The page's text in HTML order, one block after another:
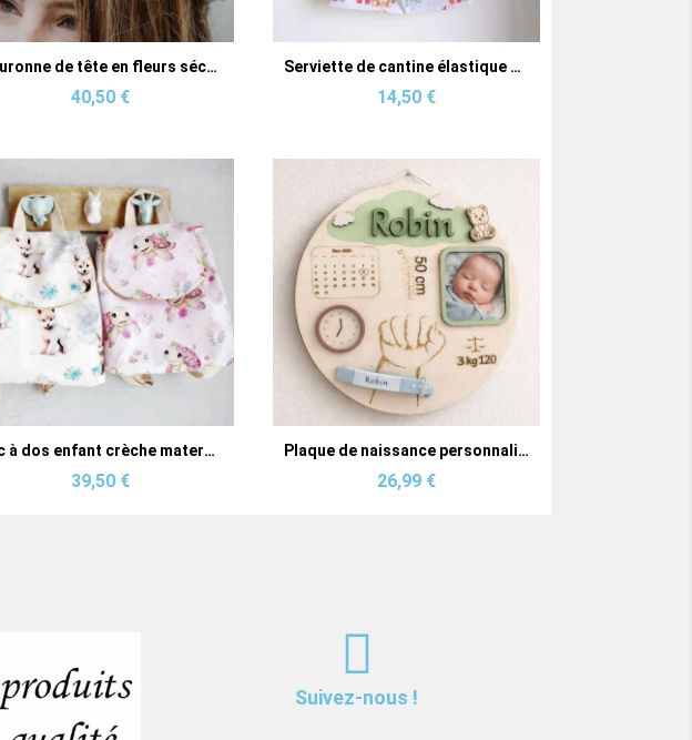
Aperçu rapide Couronne de tête en fleurs séchées taille Enfant-Adulte pour Baptême ou Mariage
40,50 €
Aperçu rapide Serviette de cantine élastique en double gaze et coton à motifs personnalisable
14,50 €
Aperçu rapide Sac à dos enfant crèche maternelle personnalisable en tissu imprimé
39,50 €
Aperçu rapide Plaque de naissance personnalisée en bois pour photo et bracelet
26,99 €
Suivez-nous !